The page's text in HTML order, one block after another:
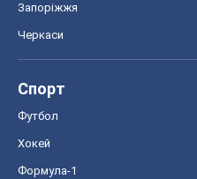
Запоріжжя
Черкаси
Спорт
Футбол
Хокей
Формула-1